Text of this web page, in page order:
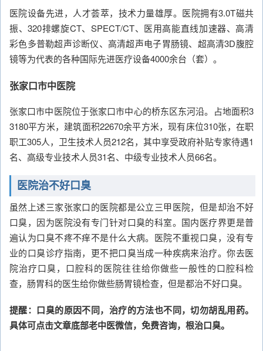
医院设备先进，人才荟萃，技术力量雄厚。医院拥有3.0T磁共
振、320排螺旋CT、SPECT/CT、医用高能直线加速器、高清
彩色多普勒超声诊断仪、高清超声电子胃肠镜、超高清3D腹腔
镜等为代表的各种国际先进医疗设备4000余台（套）。
张家口市中医院
张家口市中医院位于张家口市中心的桥东区东河沿。占地面积3
3180平方米，建筑面积22670余平方米，现有床位310张，在职
职工305人，卫生技术人员212名，其中享受政府补贴专家待遇1
名、高级专业技术人员31名、中级专业技术人员66名。
医院治不好口臭
虽然上述三家张家口的医院都是公立三甲医院，但是却治不好
口臭，因为医院没有专门针对口臭的科室。国内医疗界更是普
遍认为口臭不疼不痒不是什么大病。医院不重视口臭，没有专
业的口臭诊疗指南，更不把口臭当成一种疾病来治疗。你去医
院治疗口臭，口腔科的医院往往给你做些一般性的口腔科检
查，肠胃科的医生给你做些肠胃镜检查，但是都治不好口臭。
提醒：口臭的原因不同，治疗的方法也不同，切勿胡乱用药。
具体可点击文章底部老中医微信，免费咨询，根治口臭。